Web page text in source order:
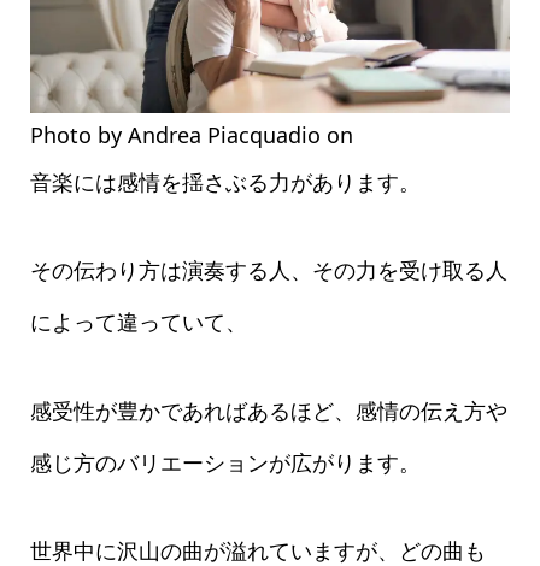
Photo by Andrea Piacquadio on
音楽には感情を揺さぶる力があります。
その伝わり方は演奏する人、その力を受け取る人
によって違っていて、
感受性が豊かであればあるほど、感情の伝え方や
感じ方のバリエーションが広がります。
世界中に沢山の曲が溢れていますが、どの曲も